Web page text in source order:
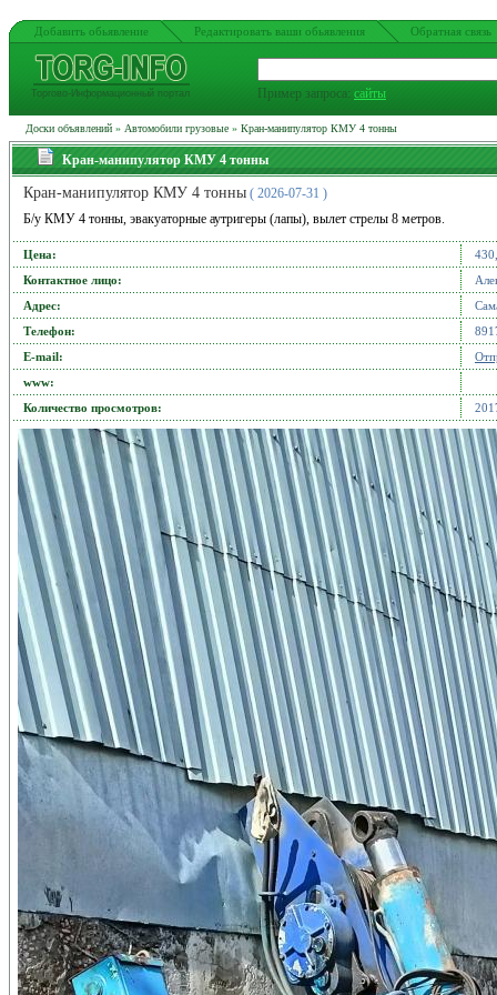
Добавить обьявление Редактировать ваши обьявления Обратная связь
Торгово-Информационный портал Пример запроса: сайты
Доски объявлений » Автомобили грузовые » Кран-манипулятор КМУ 4 тонны
Кран-манипулятор КМУ 4 тонны
Кран-манипулятор КМУ 4 тонны ( 2026-07-31 )
Б/у КМУ 4 тонны, эвакуаторные аутригеры (лапы), вылет стрелы 8 метров.
Цена:
Контактное лицо:
Адрес:
Телефон:
Е-mail:
www:
Количество просмотров: